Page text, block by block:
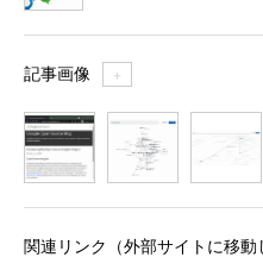
記事画像 ＋
関連リンク（外部サイトに移動